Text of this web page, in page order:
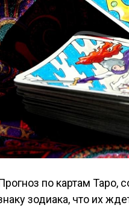
по картам Таро,
зодиака, что их